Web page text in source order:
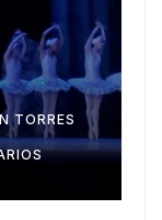
y
DE 2026
NO HAY